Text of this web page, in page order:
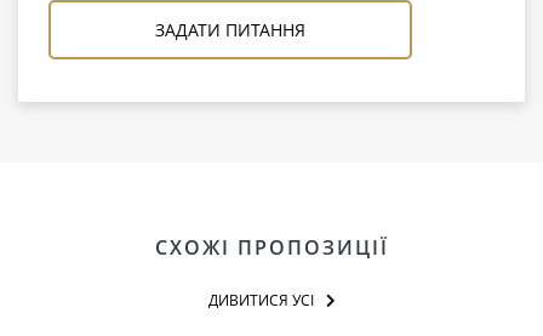
ЗАДАТИ ПИТАННЯ
СХОЖІ ПРОПОЗИЦІЇ
ДИВИТИСЯ УСІ